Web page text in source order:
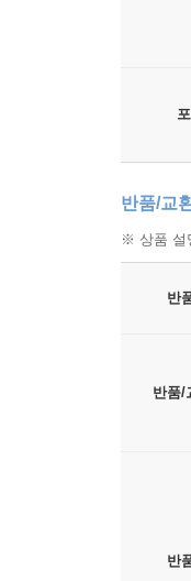
반품/교
※ 상품 설
반
반품/
반